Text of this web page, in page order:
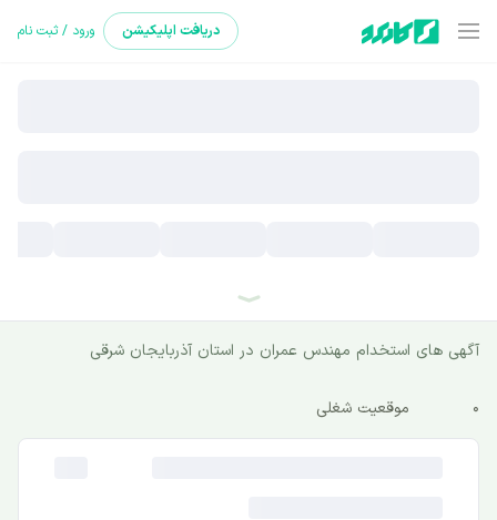
دریافت اپلیکیشن ورود / ثبت نام
آگهی های استخدام مهندس عمران در استان آذربایجان شرقی
0 موقعیت شغلی